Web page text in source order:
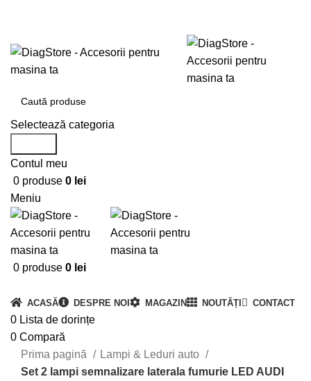
Selectează categoria
Contul meu
0 produse 0 lei
Meniu
0 produse 0 lei
ACASĂ DESPRE NOI MAGAZIN NOUTĂȚI CONTACT
0 Lista de dorințe
0 Compară
Prima pagină
Lampi & Leduri auto
Set 2 lampi semnalizare laterala fumurie LED AUDI